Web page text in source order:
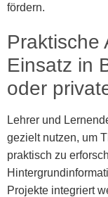
fördern.
Praktische
Einsatz in
oder
Lehrer und
gezielt nutzen, um
praktisch zu
Projekte integriert